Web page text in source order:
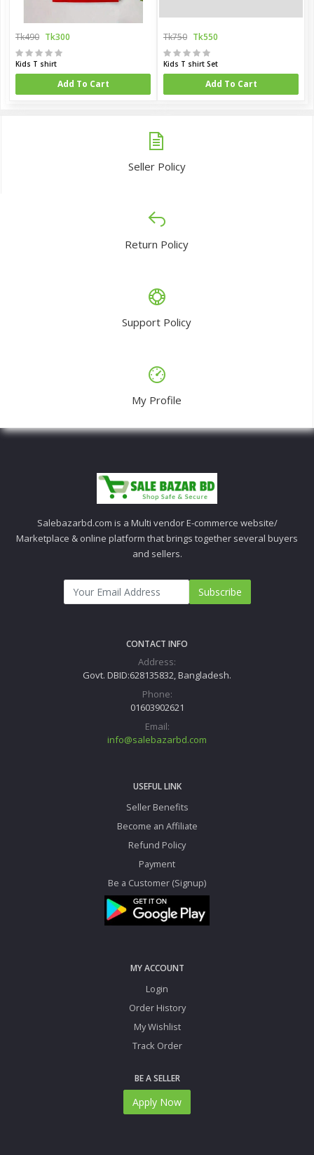
Tk490 Tk300
Kids T shirt
Add To Cart
Tk750 Tk550
Kids T shirt Set
Add To Cart
Seller Policy
Return Policy
Support Policy
My Profile
Salebazarbd.com is a Multi vendor E-commerce website/
Marketplace & online platform that brings together several buyers
and sellers.
Subscribe
CONTACT INFO
Address:
Govt. DBID:628135832, Bangladesh.
Phone:
01603902621
Email:
info@salebazarbd.com
USEFUL LINK
Seller Benefits
Become an Affiliate
Refund Policy
Payment
Be a Customer (Signup)
MY ACCOUNT
Login
Order History
My Wishlist
Track Order
BE A SELLER
Apply Now